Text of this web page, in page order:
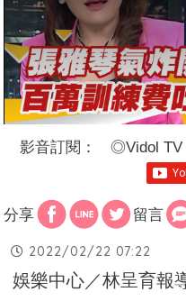
影音訂閱： ◎Vidol TV
分享 留言
2022/02/22 07:22
娛樂中心／林呈育報